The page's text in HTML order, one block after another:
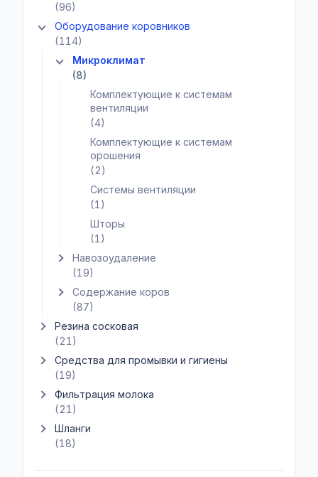
(96)
Показать подкатегории Оборудование коровников
Оборудование коровников
(114)
Показать подкатегории Микроклимат
Микроклимат
(8)
Комплектующие к системам
вентиляции
(4)
Комплектующие к системам
орошения
(2)
Системы вентиляции
(1)
Шторы
(1)
Показать подкатегории Навозоудаление
Навозоудаление
(19)
Показать подкатегории Содержание коров
Содержание коров
(87)
Показать подкатегории Резина сосковая
Резина сосковая
(21)
Показать подкатегории Средства для промывки и гигиены
Средства для промывки и гигиены
(19)
Показать подкатегории Фильтрация молока
Фильтрация молока
(21)
Показать подкатегории Шланги
Шланги
(18)